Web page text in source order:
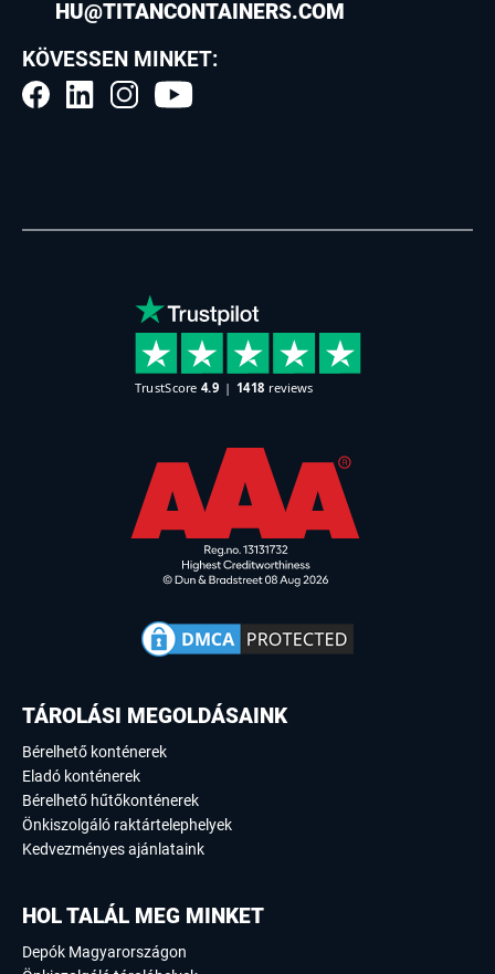
HU@TITANCONTAINERS.COM
KÖVESSEN MINKET:
TÁROLÁSI MEGOLDÁSAINK
Bérelhető konténerek
Eladó konténerek
Bérelhető hűtőkonténerek
Önkiszolgáló raktártelephelyek
Kedvezményes ajánlataink
HOL TALÁL MEG MINKET
Depók Magyarországon